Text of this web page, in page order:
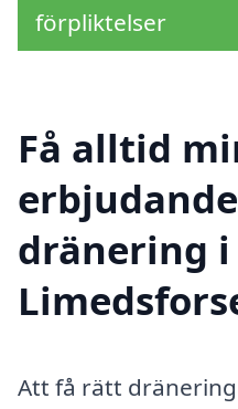
förpliktelser
Få alltid
dränering i
Att få rätt